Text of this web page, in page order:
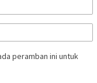
peramban ini untuk